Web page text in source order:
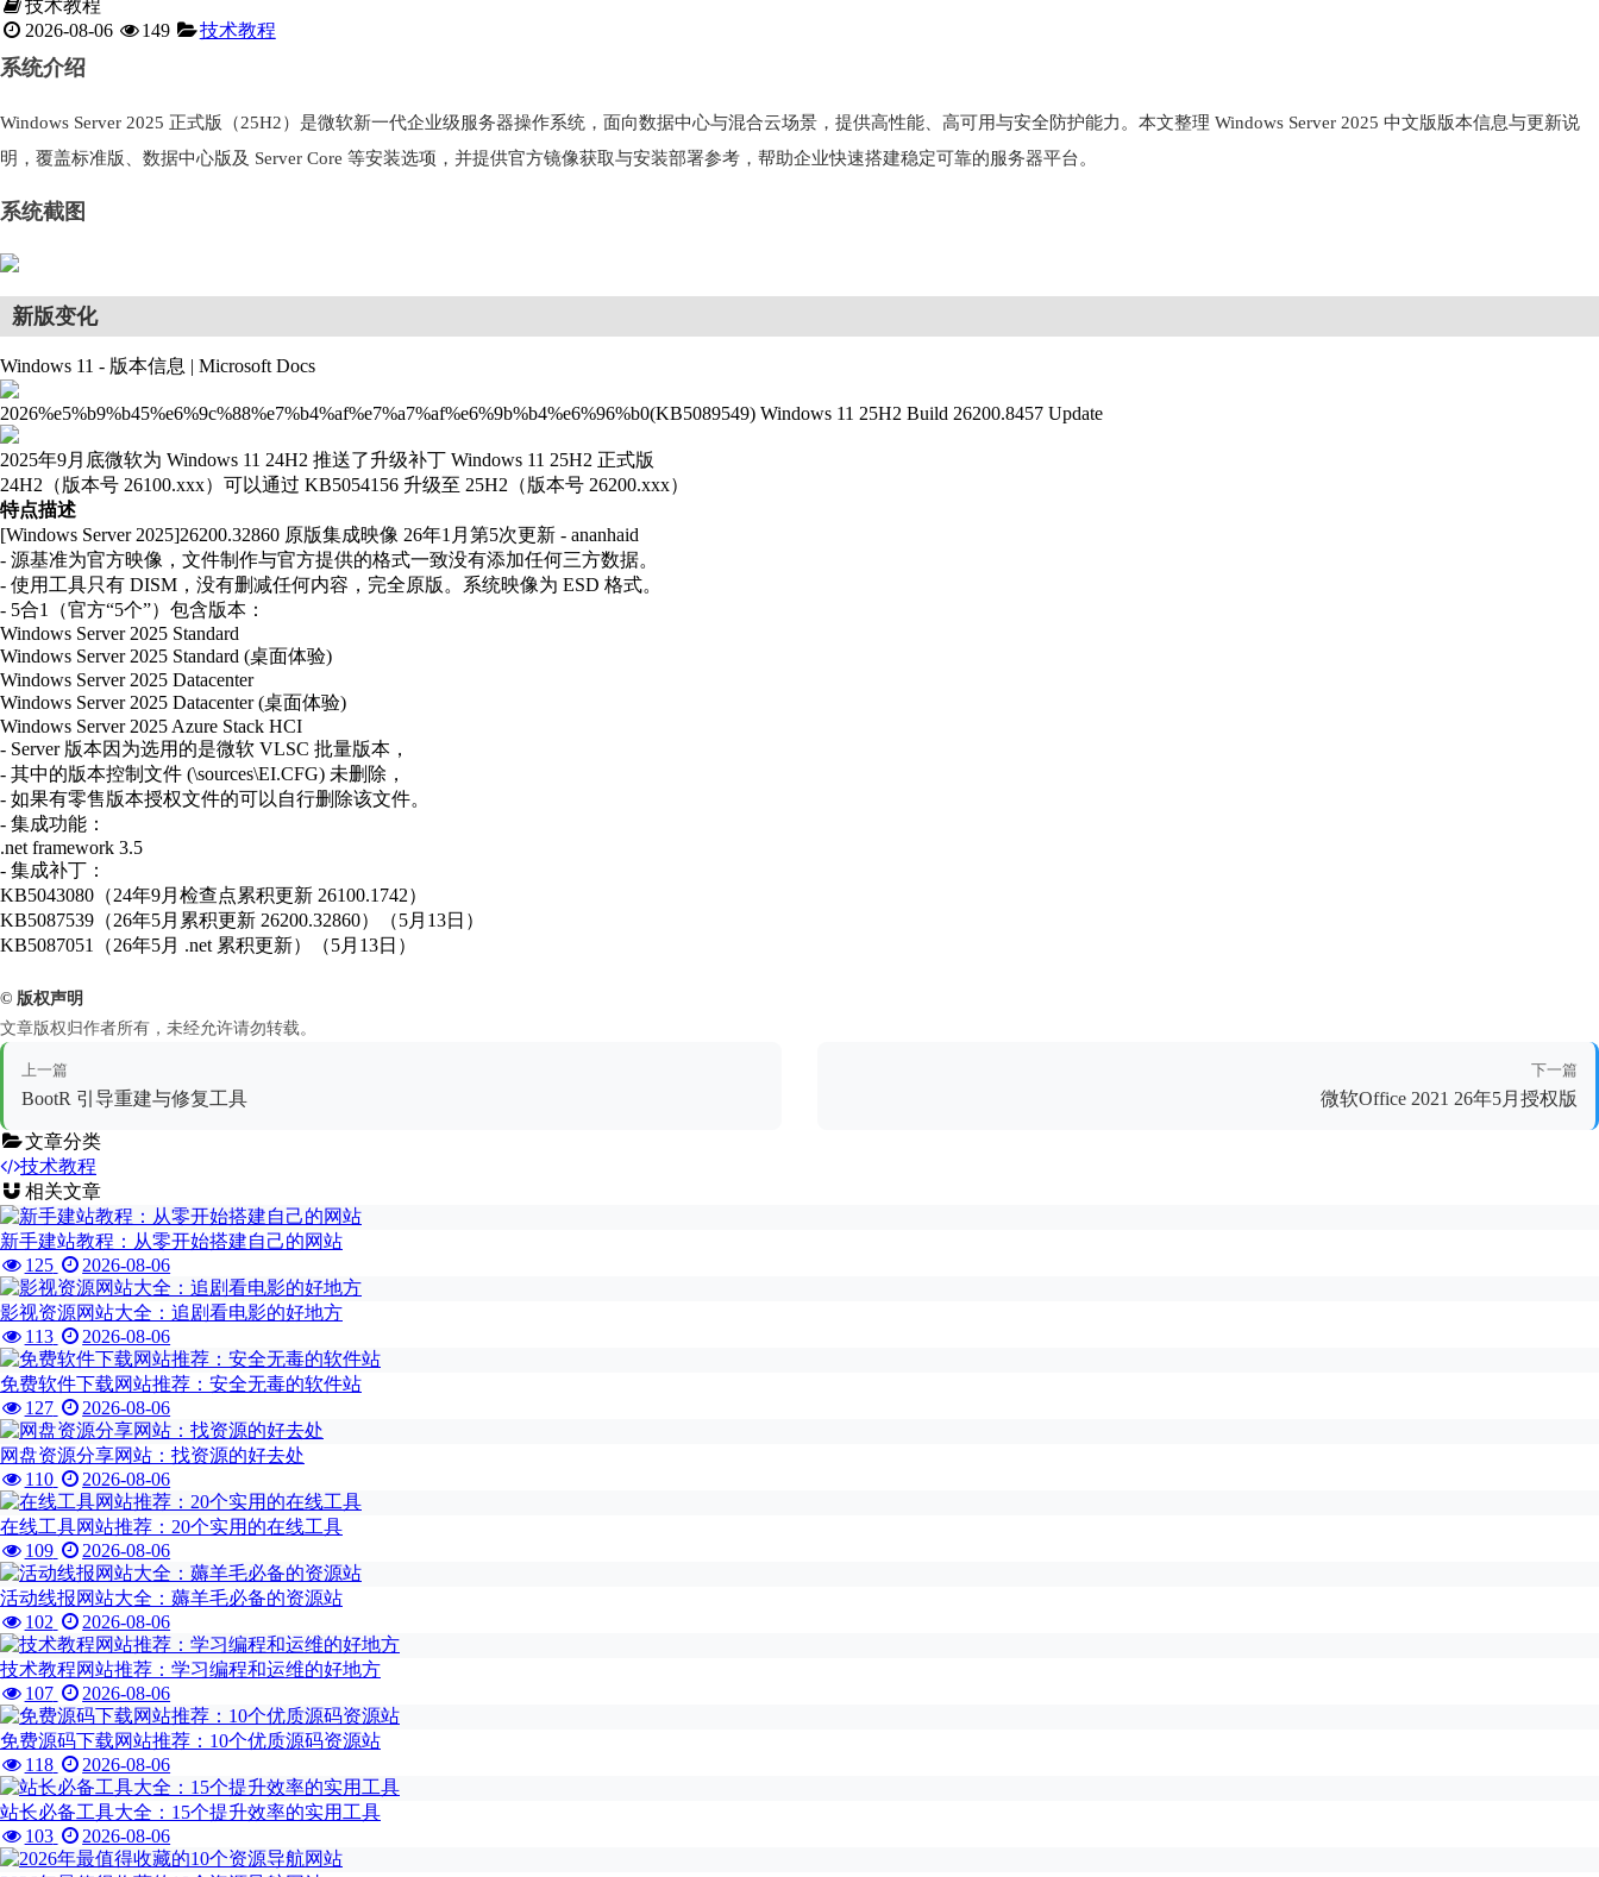
技术教程
2026-08-06
149 技术教程
系统介绍
Windows Server 2025 正式版（25H2）是微软新一代企业级服务器操作系统，面向数据中心与混合云场景，提供高性能、高可用与安全防护能力。本文整理 Windows Server 2025 中文版版本信息与更新说
明，覆盖标准版、数据中心版及 Server Core 等安装选项，并提供官方镜像获取与安装部署参考，帮助企业快速搭建稳定可靠的服务器平台。
系统截图
新版变化
Windows 11 - 版本信息 | Microsoft Docs
2026%e5%b9%b45%e6%9c%88%e7%b4%af%e7%a7%af%e6%9b%b4%e6%96%b0(KB5089549) Windows 11 25H2 Build 26200.8457 Update
2025年9月底微软为 Windows 11 24H2 推送了升级补丁 Windows 11 25H2 正式版
24H2（版本号 26100.xxx）可以通过 KB5054156 升级至 25H2（版本号 26200.xxx）
特点描述
[Windows Server 2025]26200.32860 原版集成映像 26年1月第5次更新 - ananhaid
- 源基准为官方映像，文件制作与官方提供的格式一致没有添加任何三方数据。
- 使用工具只有 DISM，没有删减任何内容，完全原版。系统映像为 ESD 格式。
- 5合1（官方“5个”）包含版本：
Windows Server 2025 Standard
Windows Server 2025 Standard (桌面体验)
Windows Server 2025 Datacenter
Windows Server 2025 Datacenter (桌面体验)
Windows Server 2025 Azure Stack HCI
- Server 版本因为选用的是微软 VLSC 批量版本，
- 其中的版本控制文件 (\sources\EI.CFG) 未删除，
- 如果有零售版本授权文件的可以自行删除该文件。
- 集成功能：
.net framework 3.5
- 集成补丁：
KB5043080（24年9月检查点累积更新 26100.1742）
KB5087539（26年5月累积更新 26200.32860）（5月13日）
KB5087051（26年5月 .net 累积更新）（5月13日）
© 版权声明
文章版权归作者所有，未经允许请勿转载。
上一篇
BootR 引导重建与修复工具
下一篇
微软Office 2021 26年5月授权版
文章分类
技术教程
相关文章
新手建站教程：从零开始搭建自己的网站
125
2026-08-06
影视资源网站大全：追剧看电影的好地方
113
2026-08-06
免费软件下载网站推荐：安全无毒的软件站
127
2026-08-06
网盘资源分享网站：找资源的好去处
110
2026-08-06
在线工具网站推荐：20个实用的在线工具
109
2026-08-06
活动线报网站大全：薅羊毛必备的资源站
102
2026-08-06
技术教程网站推荐：学习编程和运维的好地方
107
2026-08-06
免费源码下载网站推荐：10个优质源码资源站
118
2026-08-06
站长必备工具大全：15个提升效率的实用工具
103
2026-08-06